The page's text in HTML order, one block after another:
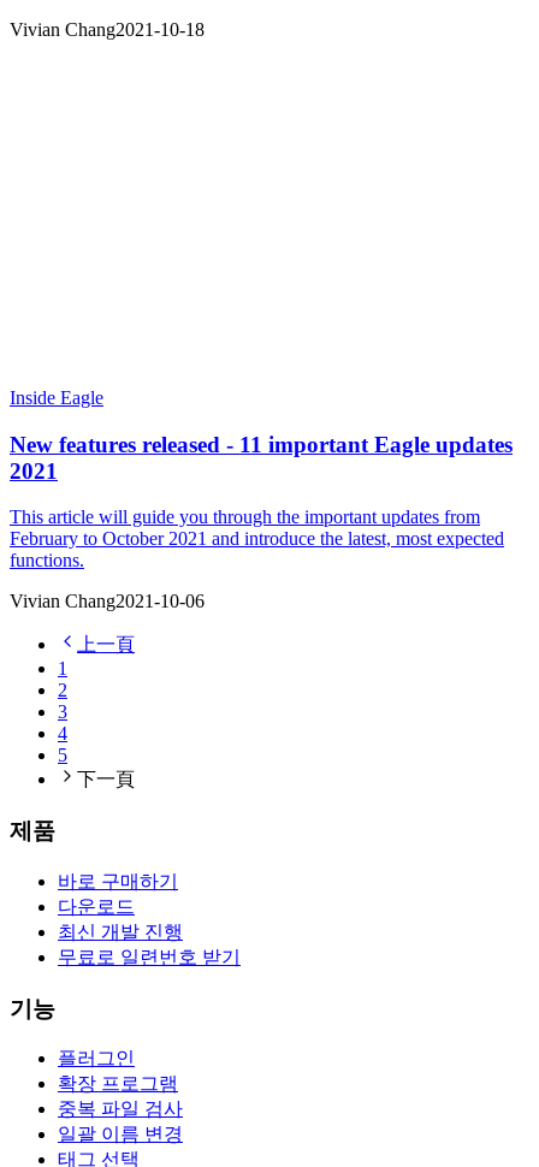
Vivian Chang2021-10-18
Inside Eagle
New features released - 11 important Eagle updates
2021
This article will guide you through the important updates from
February to October 2021 and introduce the latest, most expected
functions.
Vivian Chang2021-10-06
上一頁
1
2
3
4
5
下一頁
제품
바로 구매하기
다운로드
최신 개발 진행
무료로 일련번호 받기
기능
플러그인
확장 프로그램
중복 파일 검사
일괄 이름 변경
태그 선택